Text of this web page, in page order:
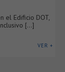
el Edificio DOT,
[...]
VER +